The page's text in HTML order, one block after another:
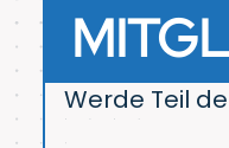
Werde Teil